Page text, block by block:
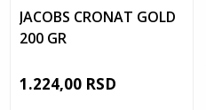
JACOBS CRONAT GOLD
200 GR
1.224,00 RSD